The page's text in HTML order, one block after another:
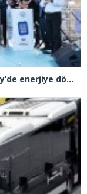
Karadeniz’in hırçın dalgaları Arnavutköy’de enerjiye dönüştü